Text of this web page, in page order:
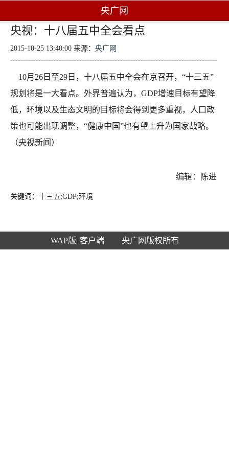
央广网
央视：十八届五中全会看点
2015-10-25 13:40:00 来源： 央广网
10月26日至29日，十八届五中全会在京召开，“十三五”
规划将是一大看点。外界普遍认为，GDP增速目标有望降
低，环境以及生态文明的目标将会得到更多重视，人口政
策也可能出现调整，“健康中国”也有望上升为国家战略。
（央视新闻）
编辑：陈进
关键词：十三五;GDP;环境
WAP版| 客户端 央广网版权所有